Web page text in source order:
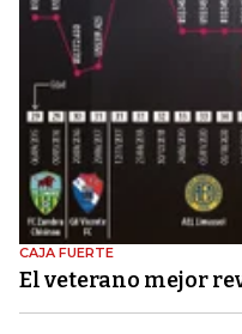
CAJA FUERTE
El veterano mejor